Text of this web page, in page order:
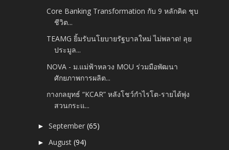
Core Banking Transformation กับ 9 หลักคิด ชุบ
ชีวิต...
TEAMG ยิ้มรับนโยบายรัฐบาลใหม่ ไม่พลาด! ลุย
ประมูล...
NOVA - ม.แม่ฟ้าหลวง MOU ร่วมมือพัฒนา
ศักยภาพการผลิต...
กางกลยุทธ์ “KCAR” หลังโชว์กำไรโต-รายได้พุ่ง
สวนกระแ...
►September(65)
►August(94)